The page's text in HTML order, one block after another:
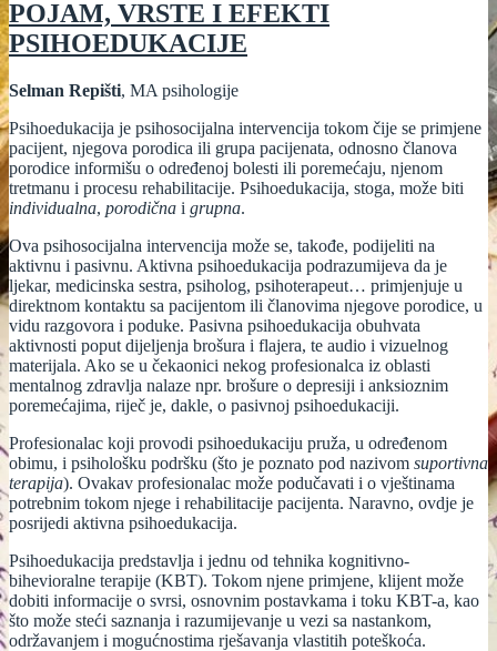
POJAM, VRSTE I EFEKTI
PSIHOEDUKACIJE
Selman Repišti, MA psihologije
Psihoedukacija je psihosocijalna intervencija tokom čije se primjene
pacijent, njegova porodica ili grupa pacijenata, odnosno članova
porodice informišu o određenoj bolesti ili poremećaju, njenom
tretmanu i procesu rehabilitacije. Psihoedukacija, stoga, može biti
individualna, porodična i grupna.
Ova psihosocijalna intervencija može se, takođe, podijeliti na
aktivnu i pasivnu. Aktivna psihoedukacija podrazumijeva da je
ljekar, medicinska sestra, psiholog, psihoterapeut… primjenjuje u
direktnom kontaktu sa pacijentom ili članovima njegove porodice, u
vidu razgovora i poduke. Pasivna psihoedukacija obuhvata
aktivnosti poput dijeljenja brošura i flajera, te audio i vizuelnog
materijala. Ako se u čekaonici nekog profesionalca iz oblasti
mentalnog zdravlja nalaze npr. brošure o depresiji i anksioznim
poremećajima, riječ je, dakle, o pasivnoj psihoedukaciji.
Profesionalac koji provodi psihoedukaciju pruža, u određenom
obimu, i psihološku podršku (što je poznato pod nazivom suportivna
terapija). Ovakav profesionalac može podučavati i o vještinama
potrebnim tokom njege i rehabilitacije pacijenta. Naravno, ovdje je
posrijedi aktivna psihoedukacija.
Psihoedukacija predstavlja i jednu od tehnika kognitivno-
bihevioralne terapije (KBT). Tokom njene primjene, klijent može
dobiti informacije o svrsi, osnovnim postavkama i toku KBT-a, kao
što može steći saznanja i razumijevanje u vezi sa nastankom,
održavanjem i mogućnostima rješavanja vlastitih poteškoća.